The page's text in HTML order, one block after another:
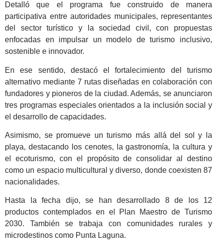
Detalló que el programa fue construido de manera
participativa entre autoridades municipales, representantes
del sector turístico y la sociedad civil, con propuestas
enfocadas en impulsar un modelo de turismo inclusivo,
sostenible e innovador.
En ese sentido, destacó el fortalecimiento del turismo
alternativo mediante 7 rutas diseñadas en colaboración con
fundadores y pioneros de la ciudad. Además, se anunciaron
tres programas especiales orientados a la inclusión social y
el desarrollo de capacidades.
Asimismo, se promueve un turismo más allá del sol y la
playa, destacando los cenotes, la gastronomía, la cultura y
el ecoturismo, con el propósito de consolidar al destino
como un espacio multicultural y diverso, donde coexisten 87
nacionalidades.
Hasta la fecha dijo, se han desarrollado 8 de los 12
productos contemplados en el Plan Maestro de Turismo
2030. También se trabaja con comunidades rurales y
microdestinos como Punta Laguna.